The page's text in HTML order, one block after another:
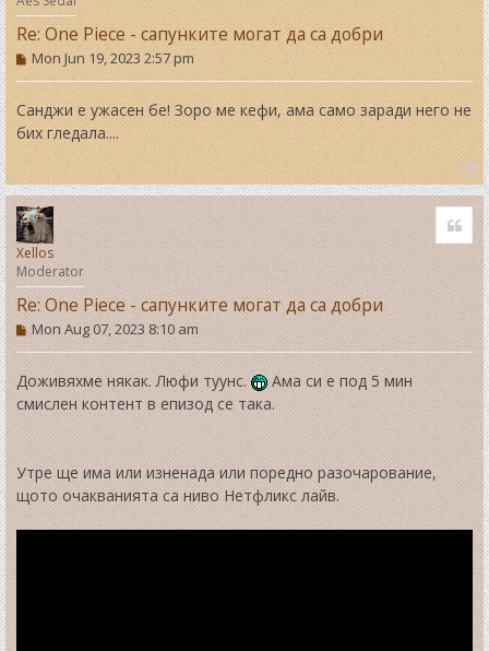
Re: One Piece - сапунките могат да са добри
P
o
s
t
Mon Jun 19, 2023 2:57 pm
Санджи е ужасен бе! Зоро ме кефи, ама само заради него не
бих гледала....
T
o
p
Xellos
Moderator
Re: One Piece - сапунките могат да са добри
P
o
s
t
Mon Aug 07, 2023 8:10 am
Доживяхме някак. Люфи туунс.
Ама си е под 5 мин
смислен контент в епизод се така.
Утре ще има или изненада или поредно разочарование,
щото очакванията са ниво Нетфликс лайв.